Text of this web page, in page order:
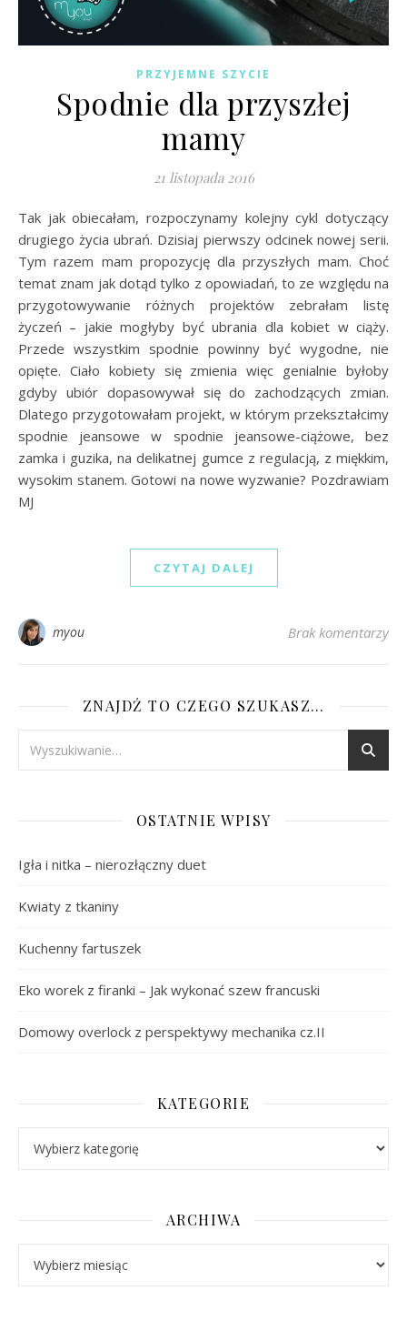
PRZYJEMNE SZYCIE
Spodnie dla przyszłej
mamy
21 listopada 2016
Tak jak obiecałam, rozpoczynamy kolejny cykl dotyczący
drugiego życia ubrań. Dzisiaj pierwszy odcinek nowej serii.
Tym razem mam propozycję dla przyszłych mam. Choć
temat znam jak dotąd tylko z opowiadań, to ze względu na
przygotowywanie różnych projektów zebrałam listę
życzeń – jakie mogłyby być ubrania dla kobiet w ciąży.
Przede wszystkim spodnie powinny być wygodne, nie
opięte. Ciało kobiety się zmienia więc genialnie byłoby
gdyby ubiór dopasowywał się do zachodzących zmian.
Dlatego przygotowałam projekt, w którym przekształcimy
spodnie jeansowe w spodnie jeansowe-ciążowe, bez
zamka i guzika, na delikatnej gumce z regulacją, z miękkim,
wysokim stanem. Gotowi na nowe wyzwanie? Pozdrawiam
MJ
CZYTAJ DALEJ
myou Brak komentarzy
ZNAJDŹ TO CZEGO SZUKASZ…
OSTATNIE WPISY
Igła i nitka – nierozłączny duet
Kwiaty z tkaniny
Kuchenny fartuszek
Eko worek z firanki – Jak wykonać szew francuski
Domowy overlock z perspektywy mechanika cz.II
KATEGORIE
ARCHIWA